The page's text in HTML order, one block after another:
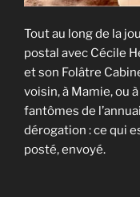
Tout au long de la
postal avec Cécile
et son Folâtre
voisin, à Mamie, ou
fantômes de
dérogation : ce qui
posté, envoyé.